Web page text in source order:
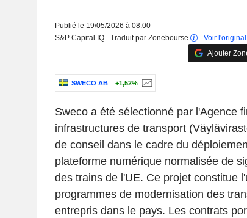
Publié le 19/05/2026 à 08:00
S&P Capital IQ - Traduit par Zonebourse
- Voir l'original
Ajouter
SWECO AB +1,52%
Sweco a été sélectionné par l'Agence
infrastructures de transport
de conseil dans le cadre du
plateforme numérique normalisée de
des trains de l'UE. Ce projet constitue
programmes de modernisation des
entrepris dans le pays. Les contrats